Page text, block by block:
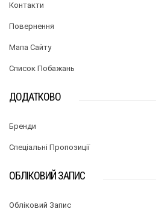
Контакти
Повернення
Мапа Сайту
Список Побажань
ДОДАТКОВО
Бренди
Спеціальні Пропозиції
ОБЛІКОВИЙ ЗАПИС
Обліковий Запис